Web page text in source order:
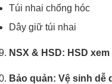
Túi nhai chống hóc
Dây giữ túi nhai
NSX & HSD: HSD xem
Bảo quản: Vệ sinh dễ